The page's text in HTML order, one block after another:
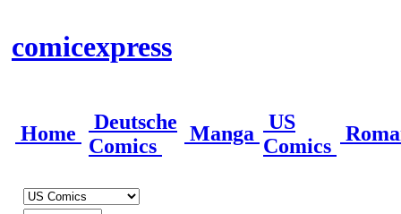
comicexpress
Home
Deutsche
Comics
Manga
US
Comics